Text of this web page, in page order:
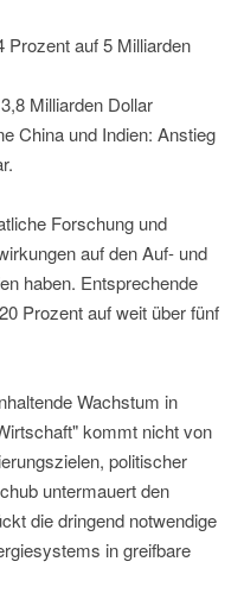
Prozent auf 5 Milliarden
Milliarden Dollar
China und Indien: Anstieg
Forschung und
auf den Auf- und
haben. Entsprechende
Prozent auf weit über fünf
Wachstum in
kommt nicht von
politischer
untermauert den
die dringend notwendige
in greifbare